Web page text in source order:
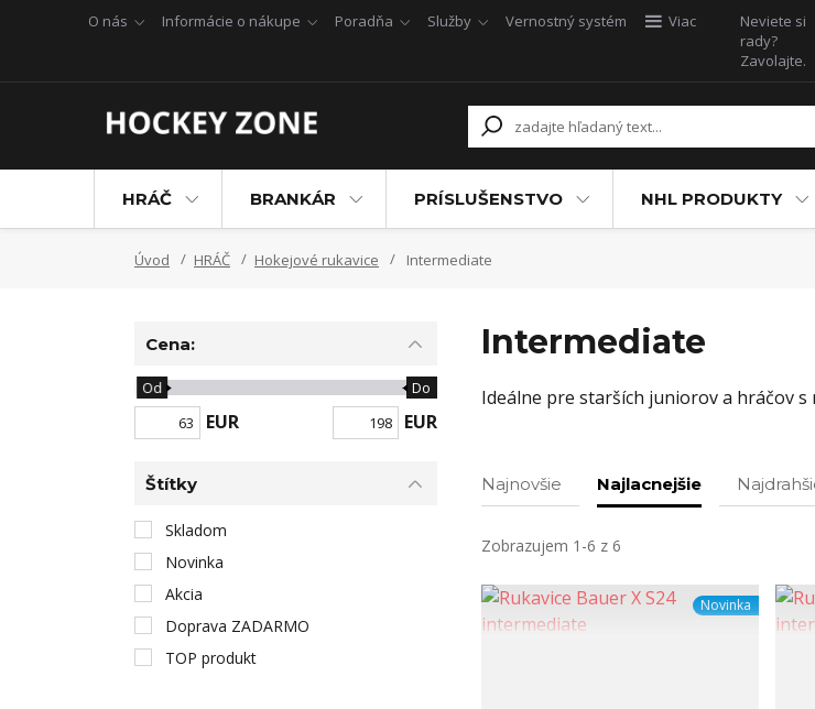
O nás Informácie o nákupe Poradňa Služby Vernostný systém Viac
Neviete si
rady?
Zavolajte.
HRÁČ BRANKÁR PRÍSLUŠENSTVO NHL PRODUKTY
Úvod HRÁČ Hokejové rukavice Intermediate
Intermediate
Ideálne pre starších juniorov a hráčov
Najnovšie Najlacnejšie
Zobrazujem 1-6 z 6
Novinka
Cena:
EUR
Od Do
EUR
Štítky
Skladom
Novinka
Akcia
Doprava ZADARMO
TOP produkt